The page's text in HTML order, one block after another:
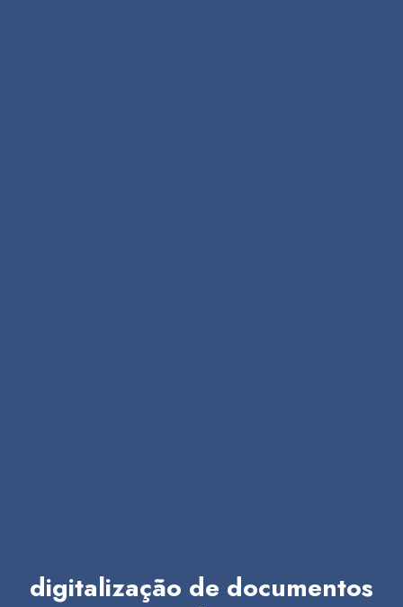
digitalização de documentos